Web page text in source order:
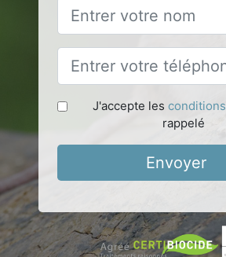
J'accepte les conditions
rappelé
Envoyer